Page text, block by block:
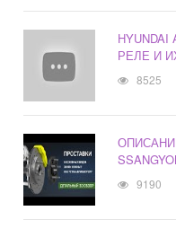
РЕЛЕ И
8525
9190